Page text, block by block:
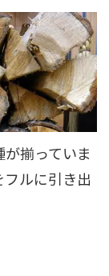
揃っていま
ルに引き出